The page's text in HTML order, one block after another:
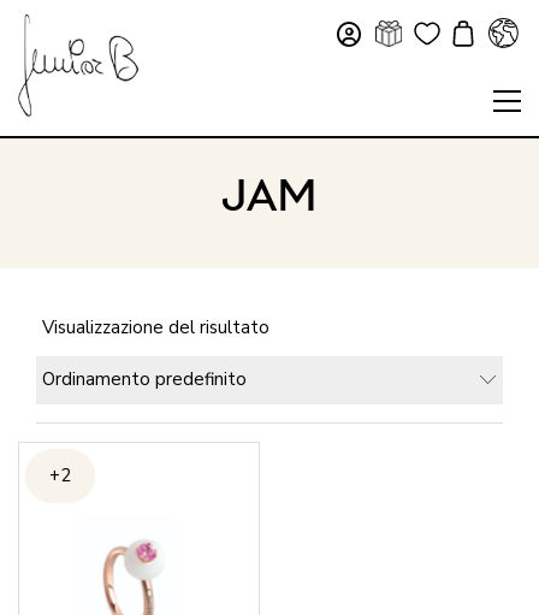
JAM
Visualizzazione del risultato
Ordinamento predefinito
+2